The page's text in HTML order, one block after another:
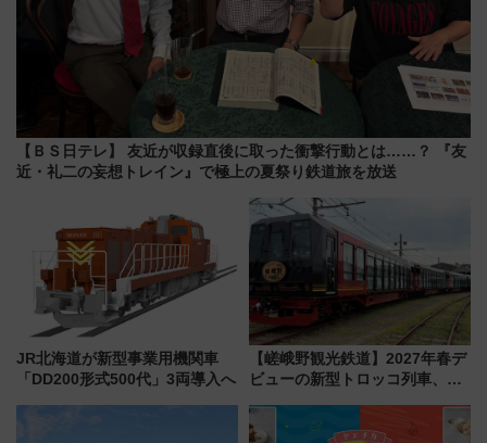
【ＢＳ日テレ】 友近が収録直後に取った衝撃行動とは……？ 『友
近・礼二の妄想トレイン』で極上の夏祭り鉄道旅を放送
JR北海道が新型事業用機関車
「DD200形式500代」3両導入へ
【嵯峨野観光鉄道】2027年春デ
ビューの新型トロッコ列車、い
は2026年で引退